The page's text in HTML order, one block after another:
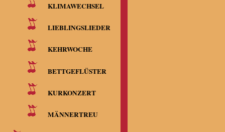
KLIMAWECHSEL
LIEBLINGSLIEDER
KEHRWOCHE
BETTGEFLÜSTER
KURKONZERT
MÄNNERTREU